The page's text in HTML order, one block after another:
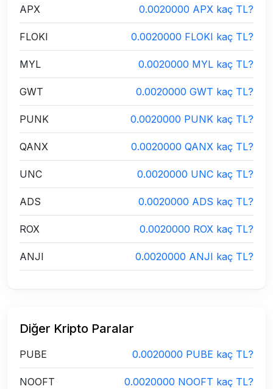
APX 0.0020000 APX kaç TL?
FLOKI 0.0020000 FLOKI kaç TL?
MYL 0.0020000 MYL kaç TL?
GWT 0.0020000 GWT kaç TL?
PUNK 0.0020000 PUNK kaç TL?
QANX 0.0020000 QANX kaç TL?
UNC 0.0020000 UNC kaç TL?
ADS 0.0020000 ADS kaç TL?
ROX 0.0020000 ROX kaç TL?
ANJI 0.0020000 ANJI kaç TL?
Diğer Kripto Paralar
PUBE 0.0020000 PUBE kaç TL?
NOOFT 0.0020000 NOOFT kaç TL?